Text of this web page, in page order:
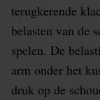
terugkerende
belasten van de
spelen. De
arm onder het
druk op de